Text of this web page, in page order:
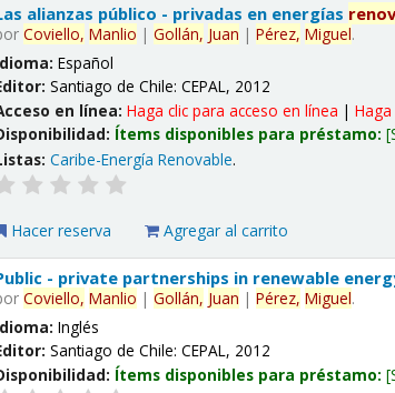
alianzas público - privadas en energías
Coviello, Manlio |Gollán, Juan |Pérez, Miguel.
Español
Santiago de Chile: CEPAL, 2012
en línea:Haga clic para acceso en línea |
Ítems disponibles para préstamo:
Caribe-Energía Renovable.
Hacer reserva Agregar al carrito
- private partnerships in renewable
Coviello, Manlio |Gollán, Juan |Pérez, Miguel.
Inglés
Santiago de Chile: CEPAL, 2012
Ítems disponibles para préstamo: